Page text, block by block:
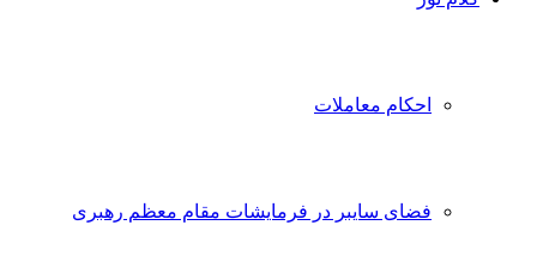
احکام معاملات
فضای سایبر در فرمایشات مقام معظم رهبری